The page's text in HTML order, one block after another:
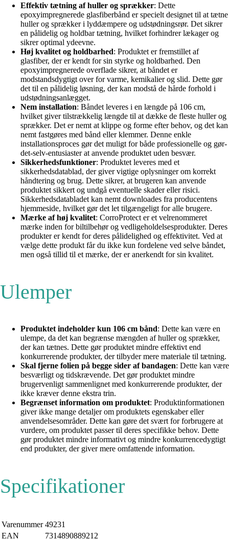
Effektiv tætning af huller og sprækker: Dette
epoxyimpregnerede glasfiberbånd er specielt designet til at tætne
huller og sprækker i lyddæmpere og udstødningsrør. Det sikrer
en pålidelig og holdbar tætning, hvilket forhindrer lækager og
sikrer optimal ydeevne.
Høj kvalitet og holdbarhed: Produktet er fremstillet af
glasfiber, der er kendt for sin styrke og holdbarhed. Den
epoxyimpregnerede overflade sikrer, at båndet er
modstandsdygtigt over for varme, kemikalier og slid. Dette gør
det til en pålidelig løsning, der kan modstå de hårde forhold i
udstødningsanlægget.
Nem installation: Båndet leveres i en længde på 106 cm,
hvilket giver tilstrækkelig længde til at dække de fleste huller og
sprækker. Det er nemt at klippe og forme efter behov, og det kan
nemt fastgøres med bånd eller klemmer. Denne enkle
installationsproces gør det muligt for både professionelle og gør-
det-selv-entusiaster at anvende produktet uden besvær.
Sikkerhedsfunktioner: Produktet leveres med et
sikkerhedsdatablad, der giver vigtige oplysninger om korrekt
håndtering og brug. Dette sikrer, at brugeren kan anvende
produktet sikkert og undgå eventuelle skader eller risici.
Sikkerhedsdatabladet kan nemt downloades fra producentens
hjemmeside, hvilket gør det let tilgængeligt for alle brugere.
Mærke af høj kvalitet: CorroProtect er et velrenommeret
mærke inden for biltilbehør og vedligeholdelsesprodukter. Deres
produkter er kendt for deres pålidelighed og effektivitet. Ved at
vælge dette produkt får du ikke kun fordelene ved selve båndet,
men også tillid til et mærke, der er anerkendt for sin kvalitet.
Ulemper
Produktet indeholder kun 106 cm bånd: Dette kan være en
ulempe, da det kan begrænse mængden af ​​huller og sprækker,
der kan tætnes. Dette gør produktet mindre effektivt end
konkurrerende produkter, der tilbyder mere materiale til tætning.
Skal fjerne folien på begge sider af bandagen: Dette kan være
besværligt og tidskrævende. Det gør produktet mindre
brugervenligt sammenlignet med konkurrerende produkter, der
ikke kræver denne ekstra trin.
Begrænset information om produktet: Produktinformationen
giver ikke mange detaljer om produktets egenskaber eller
anvendelsesområder. Dette kan gøre det svært for forbrugere at
vurdere, om produktet passer til deres specifikke behov. Dette
gør produktet mindre informativt og mindre konkurrencedygtigt
end produkter, der giver mere omfattende information.
Specifikationer
Varenummer 49231
EAN
7314890889212